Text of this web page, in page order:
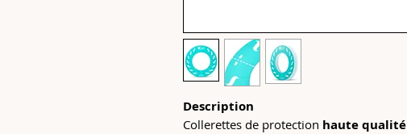
Description
Collerettes de protection haute qualité